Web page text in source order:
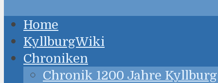
Home
KyllburgWiki
Chroniken
Chronik 1200 Jahre Kyllburg